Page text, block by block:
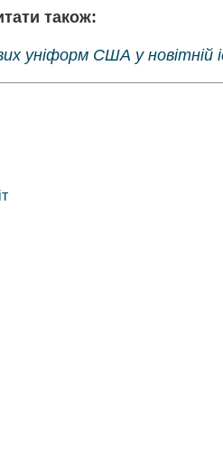
також:
уніформ США у новітній